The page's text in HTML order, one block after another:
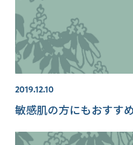
2019.12.10
敏感肌の方にもおすす